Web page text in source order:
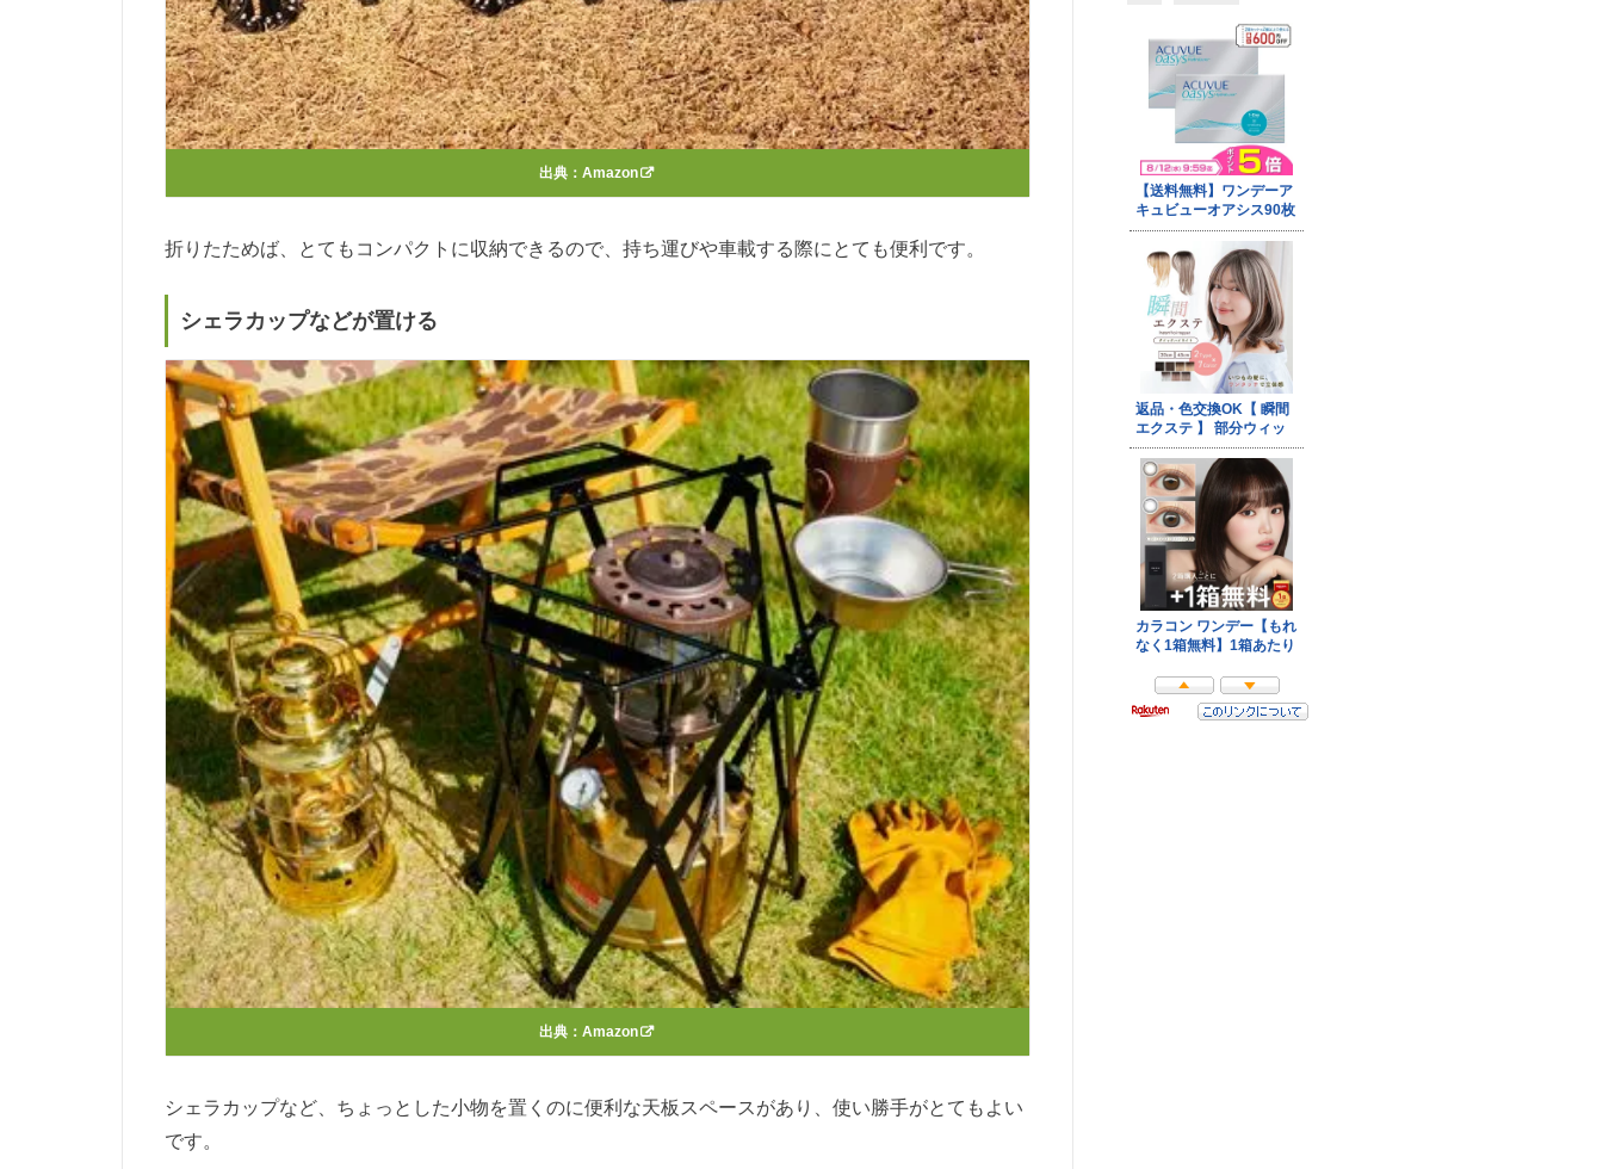
出典： Amazon
折りたためば、とてもコンパクトに収納できるので、持ち運びや車載する際にとても便利です。
シェラカップなどが置ける
出典： Amazon
シェラカップなど、ちょっとした小物を置くのに便利な天板スペースがあり、使い勝手がとてもよい
です。